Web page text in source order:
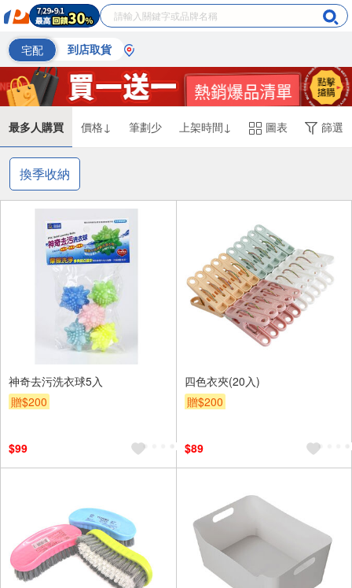
宅配 到店取貨
最多人購買 價格↓ 筆劃少 上架時間↓ 圖表 篩選
換季收納
神奇去污洗衣球5入
贈$200
$99
四色衣夾(20入)
贈$200
$89